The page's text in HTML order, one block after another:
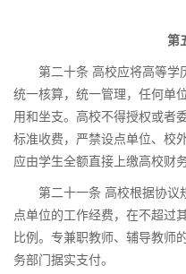
第
第二十条 高校应将高等学
统一核算，统一管理，任何单
用和坐支。高校不得授权或者
标准收费，严禁设点单位、校
应由学生全额直接上缴高校财
第二十一条 高校根据协议
点单位的工作经费，在不超过
比例。专兼职教师、辅导教师
务部门据实支付。